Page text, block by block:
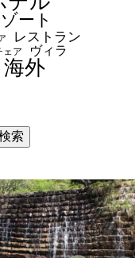
ート
レストラン
ェア ヴィラ
海外
索